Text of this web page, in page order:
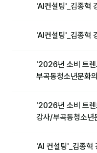
'AI컨설팅'_김종혁
'AI컨설팅'_김종혁
'2026년 소비 트렌
부곡동청소년문화
'2026년 소비 트렌
강사/부곡동청소년
'AI 컨설팅'_김종혁